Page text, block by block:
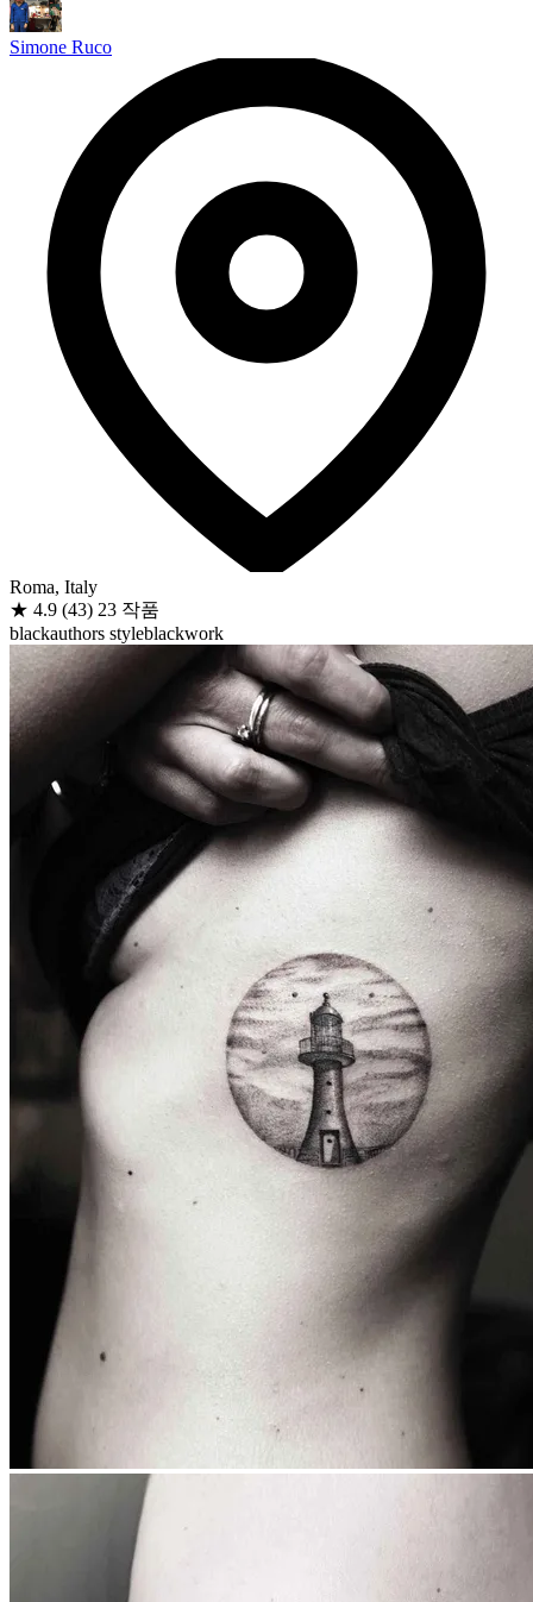
Simone Ruco
Roma, Italy
★ 4.9 (43) 23 작품
blackauthors styleblackwork